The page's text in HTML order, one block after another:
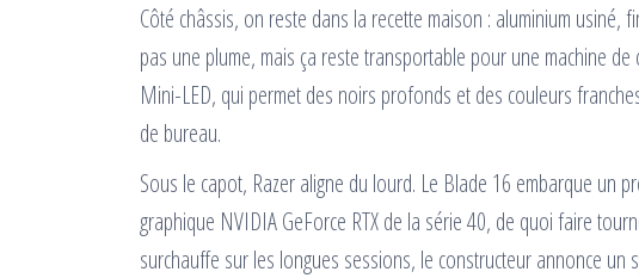
Côté châssis, on reste dans la recette maison : aluminium usiné,
pas une plume, mais ça reste transportable pour une machine
Mini-LED, qui permet des noirs profonds et des couleurs
de bureau.
Sous le capot, Razer aligne du lourd. Le Blade 16 embarque un
graphique NVIDIA GeForce RTX de la série 40, de quoi faire
surchauffe sur les longues sessions, le constructeur annonce un